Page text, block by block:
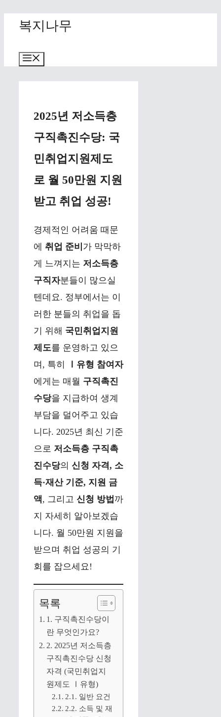
content
복지나무
2025년 저소득층
구직촉진수당: 국
민취업지원제도
로 월 50만원 지원
받고 취업 성공!
경제적인 어려움 때문
에 취업 준비 가 막막하
게 느껴지는 저소득층
구직자분들이 많으실
텐데요. 정부에서는 이
러한 분들의 취업을 돕
기 위해 국민취업지원
제도를 운영하고 있으
며, 특히
Ⅰ유형 참여자
에게는 매월 구직촉진
수당을 지급하여 생계
부담을 덜어주고 있습
니다. 2025년 최신 기준
으로 저소득층 구직촉
진수당의 신청 자격, 소
득·재산 기준, 지원 금
액, 그리고 신청 방법 까
지 자세히 알아보겠습
니다. 월 50만원 지원을
받으며 취업 성공의 기
회를 잡으세요!
목록
1. 구직촉진수당이
란 무엇인가요?
2. 2025년 저소득층
구직촉진수당 신청
자격 (국민취업지
원제도 Ⅰ유형)
2.1. 일반 요건
2.2. 소득 및 재